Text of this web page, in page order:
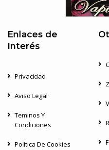
Enlaces de
Interés
Privacidad
Aviso Legal
Teminos Y
Condiciones
Política De Cookies